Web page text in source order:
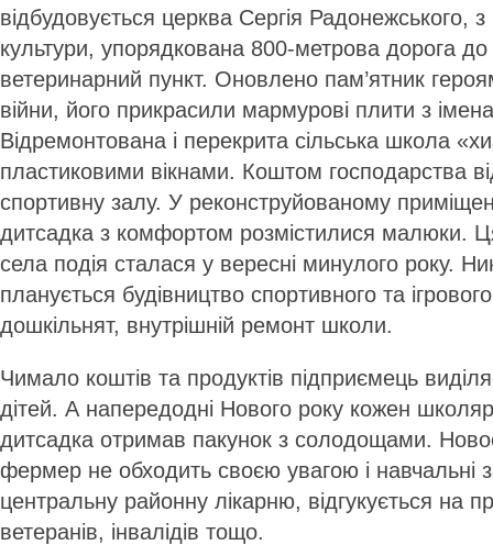
відбудовується церква Сергія Радонежського,
культури, упорядкована 800-метрова дорога
ветеринарний пункт. Оновлено пам’ятник
війни, його прикрасили мармурові плити з
Відремонтована і перекрита сільська школа
пластиковими вікнами. Коштом господарства
спортивну залу. У реконструйованому
дитсадка з комфортом розмістилися малюки.
села подія сталася у вересні минулого року.
планується будівництво спортивного та
дошкільнят, внутрішній ремонт школи.
Чимало коштів та продуктів підприємець
дітей. А напередодні Нового року кожен
дитсадка отримав пакунок з солодощами.
фермер не обходить своєю увагою і навчальні
центральну районну лікарню, відгукується на
ветеранів, інвалідів тощо.